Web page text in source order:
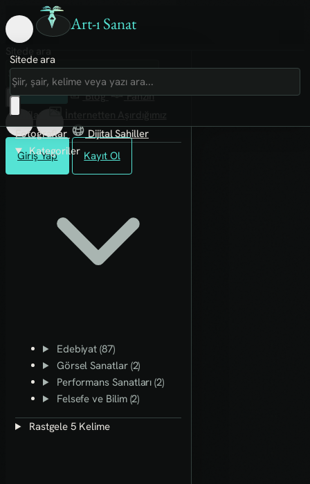
Art-ı Sanat
Giriş Yap Kayıt Ol
Sitede ara
Art-ı Sosyal
İmece
Kütüphane
Blog
Fanzin
Rafları
Fotoğraflar
Dijital Sahiller
Kategoriler
Edebiyat (87)
Görsel Sanatlar (2)
Performans Sanatları (2)
Felsefe ve Bilim (2)
Rastgele 5 Kelime